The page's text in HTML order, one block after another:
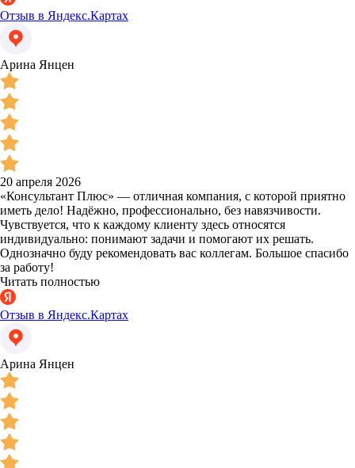
Отзыв в Яндекс.Картах
Арина Янцен
20 апреля 2026
«Консультант Плюс» — отличная компания, с которой приятно
иметь дело! Надёжно, профессионально, без навязчивости.
Чувствуется, что к каждому клиенту здесь относятся
индивидуально: понимают задачи и помогают их решать.
Однозначно буду рекомендовать вас коллегам. Большое спасибо
за работу!
Читать полностью
Отзыв в Яндекс.Картах
Арина Янцен